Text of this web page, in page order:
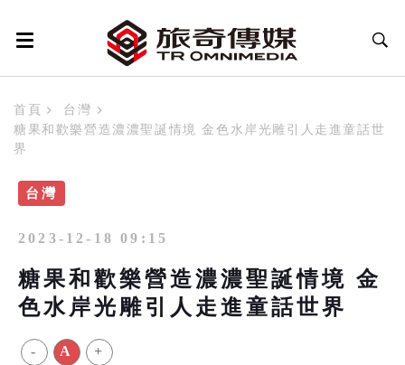
首頁
台灣
糖果和歡樂營造濃濃聖誕情境 金色水岸光雕引人走進童話世
界
台灣
2023-12-18 09:15
糖果和歡樂營造濃濃聖誕情境 金
色水岸光雕引人走進童話世界
- A +